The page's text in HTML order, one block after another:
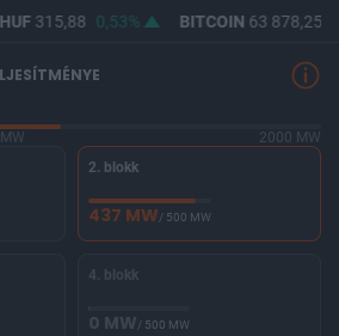
315,88 0,53% BITCOIN 63 878,25
2000 MW
2. blokk
437 MW/ 500 MW
4. blokk
0 MW/ 500 MW